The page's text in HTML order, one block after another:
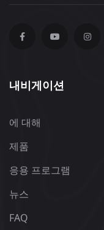
내비게이션
에 대해
제품
응용 프로그램
뉴스
FAQ